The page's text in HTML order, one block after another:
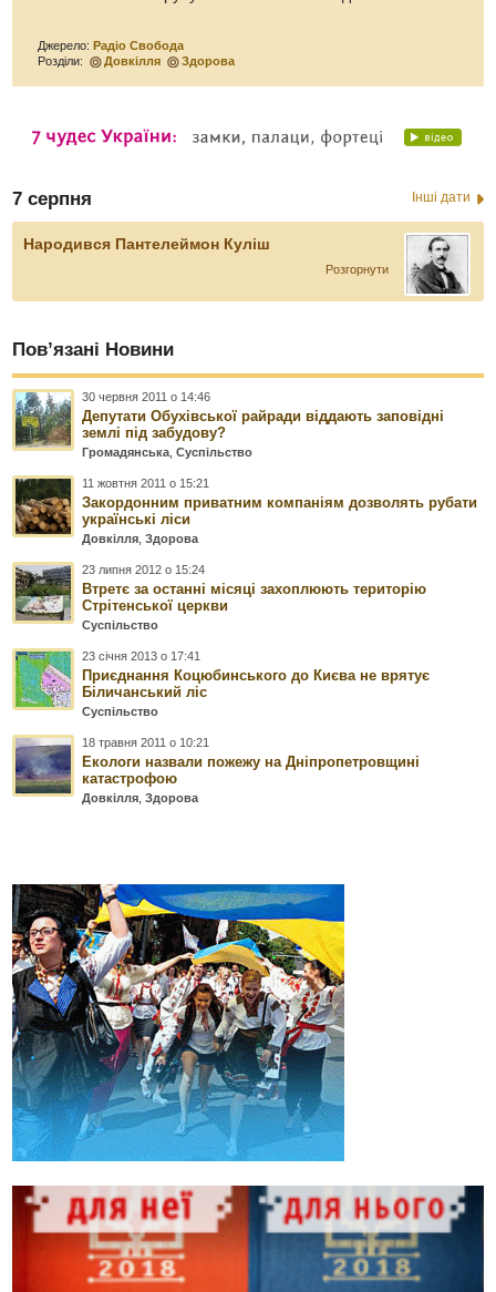
Джерело: Радіо Свобода
Розділи:
Довкілля Здорова
7 серпня Інші дати
Народився Пантелеймон Куліш
Розгорнути
Пов’язані Новини
30 червня 2011 о 14:46
Депутати Обухівської райради віддають заповідні
землі під забудову?
Громадянська ,Суспільство
11 жовтня 2011 о 15:21
Закордонним приватним компаніям дозволять рубати
українські ліси
Довкілля ,Здорова
23 липня 2012 о 15:24
Втретє за останні місяці захоплюють територію
Стрітенської церкви
Суспільство
23 січня 2013 о 17:41
Приєднання Коцюбинського до Києва не врятує
Біличанський ліс
Суспільство
18 травня 2011 о 10:21
Екологи назвали пожежу на Дніпропетровщині
катастрофою
Довкілля ,Здорова